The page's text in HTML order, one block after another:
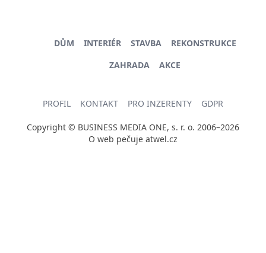
DŮM INTERIÉR STAVBA
REKONSTRUKCE
ZAHRADA
AKCE
PROFIL KONTAKT PRO INZERENTY GDPR
Copyright © BUSINESS MEDIA ONE, s. r. o. 2006–2026